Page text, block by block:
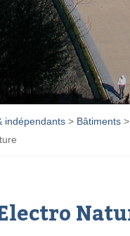
indépendants > Bâtiments >